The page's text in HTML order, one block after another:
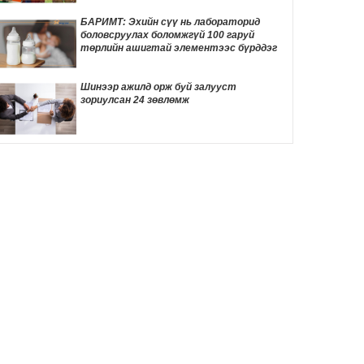
14 цаг 18 мин
ДҮН ШИНЖИЛГЭЭ: Америк- Хятадын
эмзэг харилцаа
14 цаг 28 мин
Д.Трамп төрөлхийн иргэншлийг дахин
хязгаарлахыг оролдлоо
БАРИМТ: Эхийн сүү нь лабораторид
боловсруулах боломжгүй 100 гаруй
төрлийн ашигтай элементээс бүрддэг
Шинээр ажилд орж буй залууст
зориулсан 24 зөвлөмж